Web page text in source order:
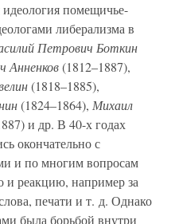
помещичье-
либерализма в
Петрович Боткин
Анненков(1812–1887),
(1818–1885),
(1824–1864), Михаил
и др. В 40-х годах
окончательно с
и по многим вопросам
и реакцию, например за
печати и т. д. Однако
была борьбой внутри